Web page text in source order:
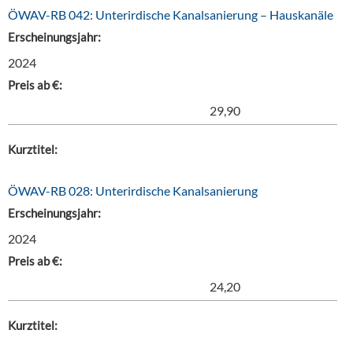
ÖWAV-RB 042: Unterirdische Kanalsanierung – Hauskanäle
Erscheinungsjahr:
2024
Preis ab €:
29,90
Kurztitel:
ÖWAV-RB 028: Unterirdische Kanalsanierung
Erscheinungsjahr:
2024
Preis ab €:
24,20
Kurztitel: